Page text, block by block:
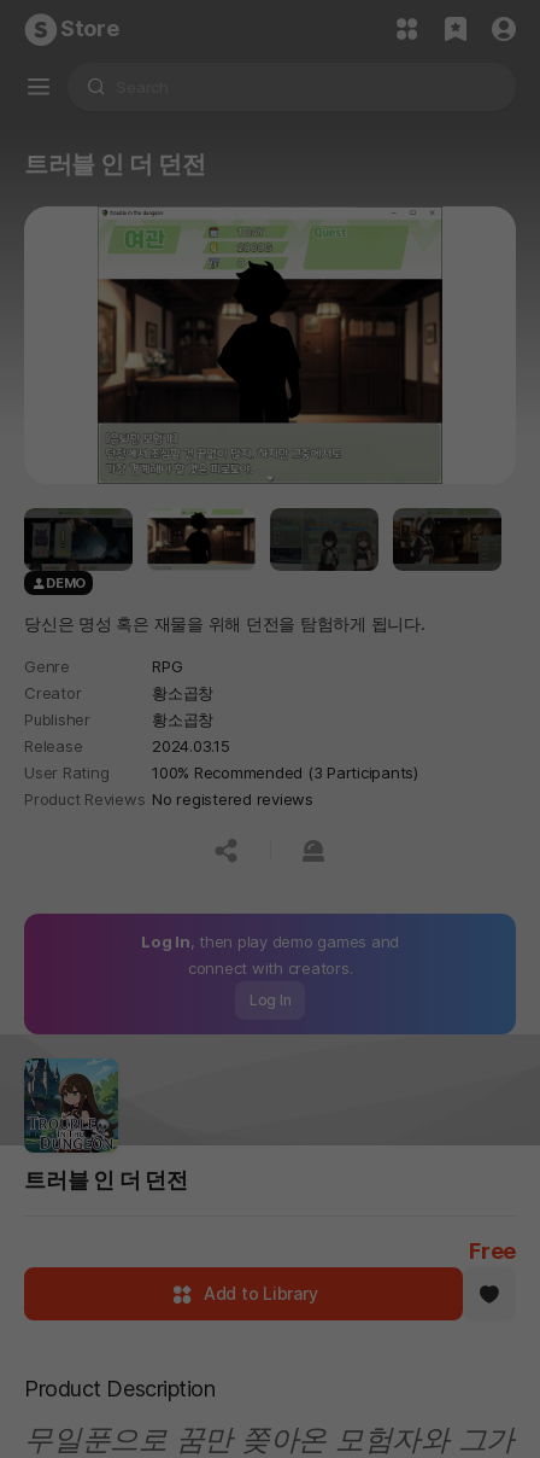
Store
트러블 인 더 던전
DEMO
당신은 명성 혹은 재물을 위해 던전을 탐험하게 됩니다.
Genre
RPG
Creator
황소곱창
Publisher
황소곱창
Release
2024.03.15
User Rating
100% Recommended (3 Participants)
Product Reviews No registered reviews
공유하기신고하기
Log In, then play demo games and
connect with creators.
Log In
트러블 인 더 던전
Free
Add to Library
Product Description
무일푼으로 꿈만 쫒아온 모험자와 그가